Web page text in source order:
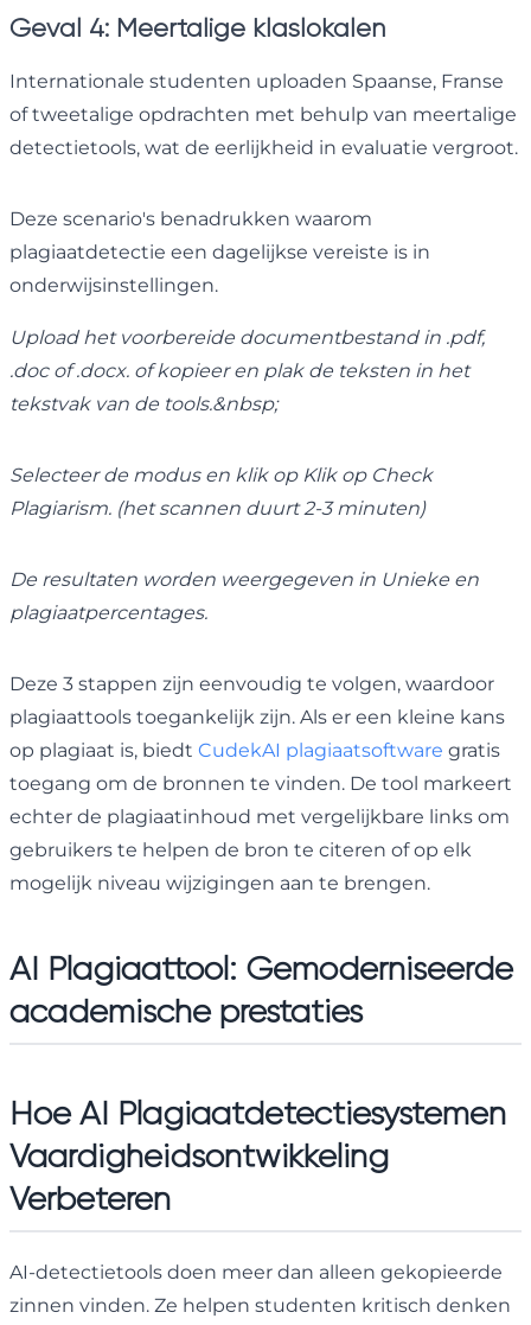
Geval 4: Meertalige klaslokalen
Internationale studenten uploaden Spaanse, Franse
of tweetalige opdrachten met behulp van meertalige
detectietools, wat de eerlijkheid in evaluatie vergroot.
Deze scenario's benadrukken waarom
plagiaatdetectie een dagelijkse vereiste is in
onderwijsinstellingen.
Upload het voorbereide documentbestand in .pdf,
.doc of .docx. of kopieer en plak de teksten in het
tekstvak van de tools.&nbsp;
Selecteer de modus en klik op Klik op Check
Plagiarism. (het scannen duurt 2-3 minuten)
De resultaten worden weergegeven in Unieke en
plagiaatpercentages.
Deze 3 stappen zijn eenvoudig te volgen, waardoor
plagiaattools toegankelijk zijn. Als er een kleine kans
op plagiaat is, biedt CudekAI plagiaatsoftware gratis
toegang om de bronnen te vinden. De tool markeert
echter de plagiaatinhoud met vergelijkbare links om
gebruikers te helpen de bron te citeren of op elk
mogelijk niveau wijzigingen aan te brengen.
AI Plagiaattool: Gemoderniseerde
academische prestaties
Hoe AI Plagiaatdetectiesystemen
Vaardigheidsontwikkeling
Verbeteren
AI-detectietools doen meer dan alleen gekopieerde
zinnen vinden. Ze helpen studenten kritisch denken